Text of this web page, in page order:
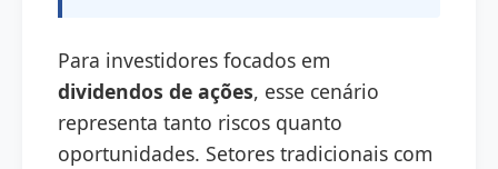
Para investidores focados em
dividendos de ações, esse cenário
representa tanto riscos quanto
oportunidades. Setores tradicionais com